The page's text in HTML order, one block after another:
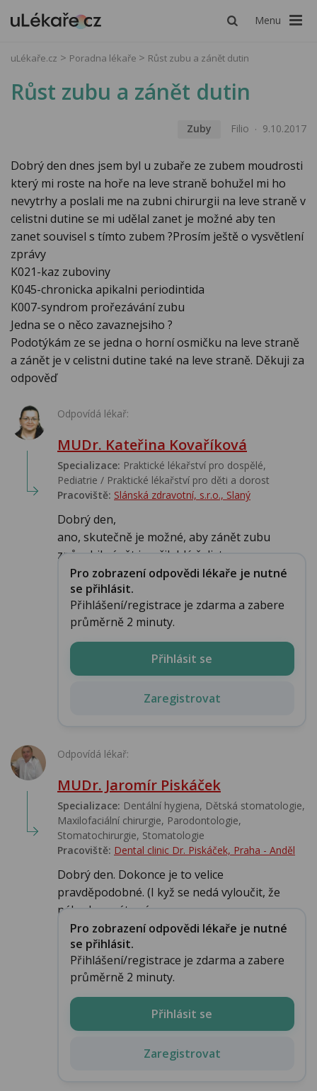
Menu
uLékaře.cz Poradna lékaře Růst zubu a zánět dutin
Růst zubu a zánět dutin
Zuby Filio 9.10.2017
Dobrý den dnes jsem byl u zubaře ze zubem moudrosti
který mi roste na hoře na leve straně bohužel mi ho
nevytrhy a poslali me na zubni chirurgii na leve straně v
celistni dutine se mi udělal zanet je možné aby ten
zanet souvisel s tímto zubem ?Prosím ještě o vysvětlení
zprávy
K021-kaz zuboviny
K045-chronicka apikalni periodintida
K007-syndrom prořezávání zubu
Jedna se o něco zavaznejsiho ?
Podotýkám ze se jedna o horní osmičku na leve straně
a zánět je v celistni dutine také na leve straně. Děkuji za
odpověď
Odpovídá lékař:
MUDr. Kateřina Kovaříková
Specializace: Praktické lékařství pro dospělé,
Pediatrie / Praktické lékařství pro děti a dorost
Pracoviště: Slánská zdravotní, s.r.o., Slaný
Dobrý den,
ano, skutečně je možné, aby zánět zubu
způsobil zánět i v přilehlé čelistn...
Pro zobrazení odpovědi lékaře je nutné
se přihlásit.
Přihlášení/registrace je zdarma a zabere
průměrně 2 minuty.
Přihlásit se
Zaregistrovat
Odpovídá lékař:
MUDr. Jaromír Piskáček
Specializace: Dentální hygiena, Dětská stomatologie,
Maxilofaciální chirurgie, Parodontologie,
Stomatochirurgie, Stomatologie‎
Pracoviště: Dental clinic Dr. Piskáček, Praha - Anděl
Dobrý den. Dokonce je to velice
pravděpodobné. (I kyž se nedá vyloučit, že
náhodou máte zá...
Pro zobrazení odpovědi lékaře je nutné
se přihlásit.
Přihlášení/registrace je zdarma a zabere
průměrně 2 minuty.
Přihlásit se
Zaregistrovat